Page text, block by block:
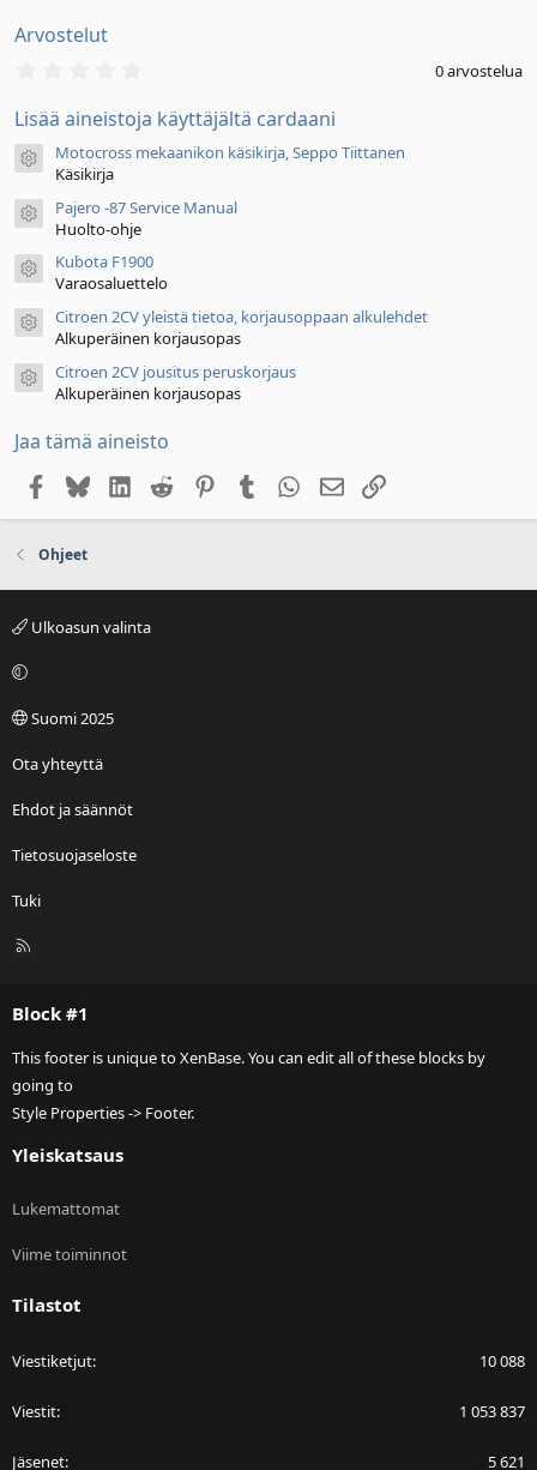
Arvostelut
0
ä
e
0 arvostelua
Lisää aineistoja käyttäjältä cardaani
Aineiston kuvake
Motocross mekaanikon käsikirja, Seppo Tiittanen
Käsikirja
Aineiston kuvake
Pajero -87 Service Manual
Huolto-ohje
Aineiston kuvake
Kubota F1900
Varaosaluettelo
Aineiston kuvake
Citroen 2CV yleistä tietoa, korjausoppaan alkulehdet
Alkuperäinen korjausopas
Aineiston kuvake
Citroen 2CV jousitus peruskorjaus
Alkuperäinen korjausopas
Jaa tämä aineisto
Facebook
BlueskyLinkedIn
Reddit PinterestTumblr WhatsApp
Sähköposti
Linkki
Ohjeet
Ulkoasun valinta
Suomi 2025
Ota yhteyttä
Ehdot ja säännöt
Tietosuojaseloste
Tuki
R
Block #1
This footer is unique to XenBase. You can edit all of these blocks by
going to
Style Properties -> Footer.
Yleiskatsaus
Lukemattomat
Viime toiminnot
Tilastot
Viestiketjut 10 088
Viestit 1 053 837
Jäsenet 5 621